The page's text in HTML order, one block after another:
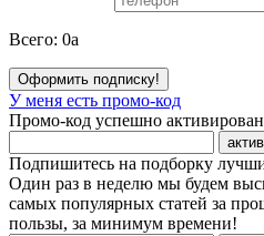
Всего: 0a
Оформить подписку!
У меня есть промо-код
Промо-код успешно активирован
Подпишитесь на подборку
Один раз в неделю мы будем
самых популярных статей за
пользы, за минимум времени!